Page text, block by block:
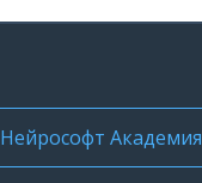
Нейрософт Академия